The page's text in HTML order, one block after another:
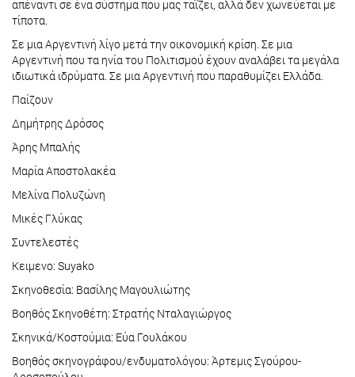
απέναντι σε ένα σύστημα που μας ταΐζει, αλλά δεν χωνεύεται με
τίποτα.
Σε μια Αργεντινή λίγο μετά την οικονομική κρίση. Σε μια
Αργεντινή που τα ηνία του Πολιτισμού έχουν αναλάβει τα μεγάλα
ιδιωτικά ιδρύματα. Σε μια Αργεντινή που παραθυμίζει Ελλάδα.
Παίζουν
Δημήτρης Δρόσος
Άρης Μπαλής
Μαρία Αποστολακέα
Μελίνα Πολυζώνη
Μικές Γλύκας
Συντελεστές
Κειμενο: Suyako
Σκηνοθεσία: Βασίλης Μαγουλιώτης
Βοηθός Σκηνοθέτη: Στρατής Νταλαγιώργος
Σκηνικά/Κοστούμια: Εύα Γουλάκου
Βοηθός σκηνογράφου/ενδυματολόγου: Άρτεμις Σγούρου-